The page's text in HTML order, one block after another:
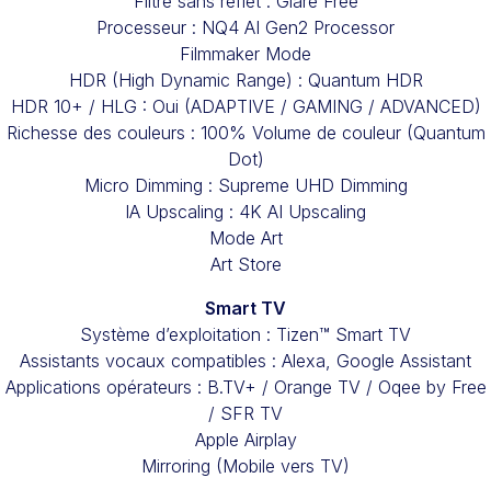
Processeur : NQ4 AI Gen2 Processor
Filmmaker Mode
HDR (High Dynamic Range) : Quantum HDR
HDR 10+ / HLG : Oui (ADAPTIVE / GAMING / ADVANCED)
Richesse des couleurs : 100% Volume de couleur (Quantum
Dot)
Micro Dimming : Supreme UHD Dimming
IA Upscaling : 4K AI Upscaling
Mode Art
Art Store
Smart TV
Système d’exploitation : Tizen™ Smart TV
Assistants vocaux compatibles : Alexa, Google Assistant
Applications opérateurs : B.TV+ / Orange TV / Oqee by Free
/ SFR TV
Apple Airplay
Mirroring (Mobile vers TV)